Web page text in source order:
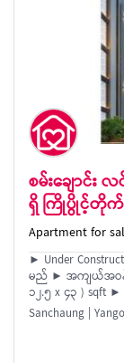
စမ်းချောင်
ရှိ ကြိုပွိုင့်တိုက်ခ
Apartment for
► Under
မည် ► အကျယ်အဝန်
၁၂.၅ x ၄၃ ) sqft
Sanchaung |